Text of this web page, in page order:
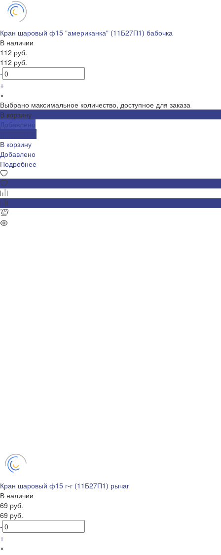
Кран шаровый ф15 "американка" (11Б27П1) бабочка
В наличии
112 руб.
112 руб.
-
+
×
Выбрано максимальное количество, доступное для заказа
В корзину
Добавлено
В корзину
Добавлено
Подробнее
Кран шаровый ф15 г-г (11Б27П1) рычаг
В наличии
69 руб.
69 руб.
-
+
×